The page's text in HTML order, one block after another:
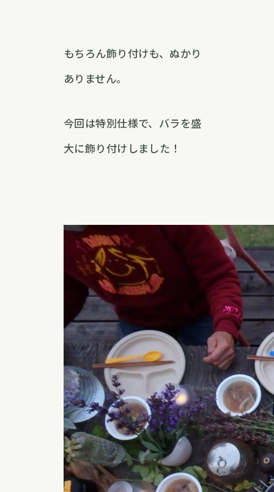
もちろん飾り付けも、ぬかり
ありません。
今回は特別仕様で、バラを盛
大に飾り付けしました！